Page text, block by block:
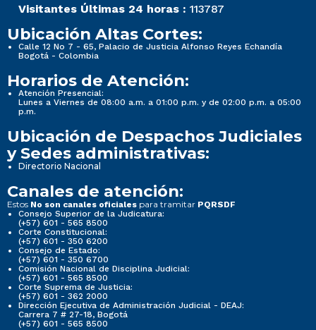
Visitantes Últimas 24 horas : 113787
Ubicación Altas Cortes:
Calle 12 No 7 - 65, Palacio de Justicia Alfonso Reyes Echandía
Bogotá - Colombia
Horarios de Atención:
Atención Presencial:
Lunes a Viernes de 08:00 a.m. a 01:00 p.m. y de 02:00 p.m. a 05:00
p.m.
Ubicación de Despachos Judiciales
y Sedes administrativas:
Directorio Nacional
Canales de atención:
Estos No son canales oficiales para tramitar PQRSDF
Consejo Superior de la Judicatura:
(+57) 601 - 565 8500
Corte Constitucional:
(+57) 601 - 350 6200
Consejo de Estado:
(+57) 601 - 350 6700
Comisión Nacional de Disciplina Judicial:
(+57) 601 - 565 8500
Corte Suprema de Justicia:
(+57) 601 - 362 2000
Dirección Ejecutiva de Administración Judicial - DEAJ:
Carrera 7 # 27-18, Bogotá
(+57) 601 - 565 8500